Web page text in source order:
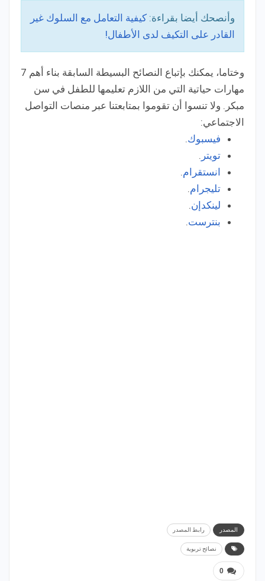
وأنصحك أيضا بقراءة: كيفية التعامل مع السلوك غير
القادر على التكيف لدى الأطفال!
وختاما، يمكنك بإتباع النصائح البسيطة السابقة بناء أهم 7
مهارات حياتية التي من اللازم تعليمها للطفل في سن
مبكر. ولا تنسوا أن تقوموا بمتابعتنا عبر منصات التواصل
الاجتماعي:
فيسبوك.
تويتر .
انستقرام.
تليجرام.
لينكدإن.
بنترست.
المصدر رابط المصدر
نصائح تربوية
0